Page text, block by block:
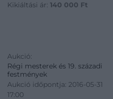
Kikiáltási ár: 140 000 Ft
Aukció:
Régi mesterek és 19. századi
festmények
Aukció időpontja: 2016-05-31
17:00